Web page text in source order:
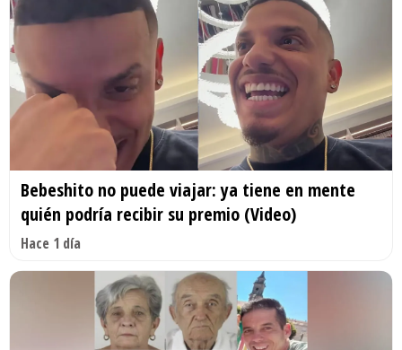
Bebeshito no puede viajar: ya tiene en mente
quién podría recibir su premio (Video)
Hace 1 día